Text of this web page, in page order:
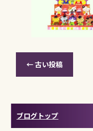
←古い投稿
ブログトップ